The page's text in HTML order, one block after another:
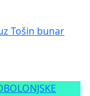
Tošin bunar